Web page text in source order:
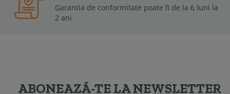
Garantia de conformitate poate fi de la 6 luni la
2 ani
ABONEAZĂ-TE LA NEWSLETTER